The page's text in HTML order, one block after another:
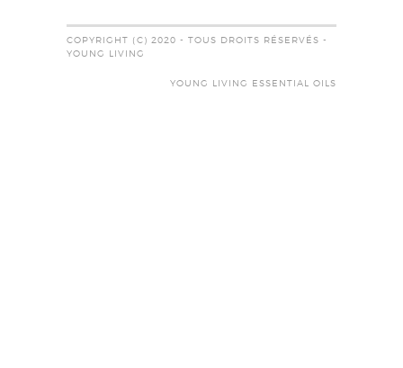
COPYRIGHT (C) 2020 - TOUS DROITS RÉSERVÉS -
YOUNG LIVING
YOUNG LIVING ESSENTIAL OILS